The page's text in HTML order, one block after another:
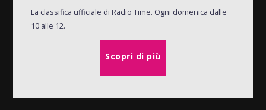
La classifica ufficiale di Radio Time. Ogni domenica dalle
10 alle 12.
Scopri di più